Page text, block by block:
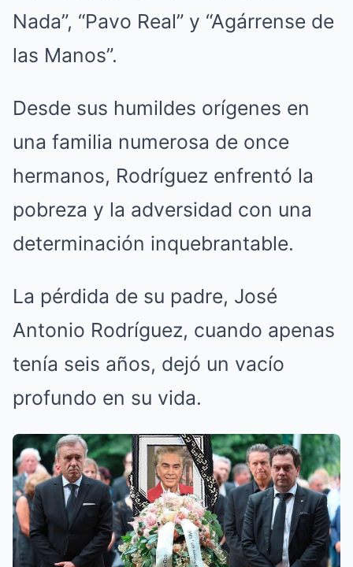
Nada”, “Pavo Real” y “Agárrense de
las Manos”.
Desde sus humildes orígenes en
una familia numerosa de once
hermanos, Rodríguez enfrentó la
pobreza y la adversidad con una
determinación inquebrantable.
La pérdida de su padre, José
Antonio Rodríguez, cuando apenas
tenía seis años, dejó un vacío
profundo en su vida.